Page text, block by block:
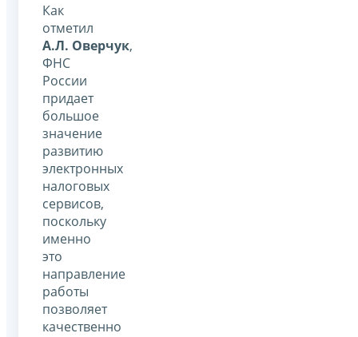
Как
отметил
А.Л. Оверчук,
ФНС
России
придает
большое
значение
развитию
электронных
налоговых
сервисов,
поскольку
именно
это
направление
работы
позволяет
качественно